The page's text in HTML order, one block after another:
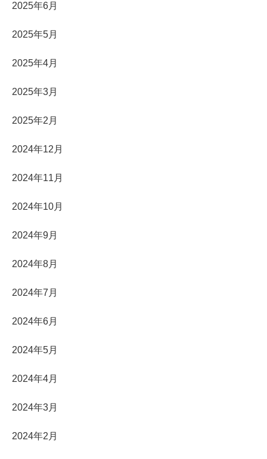
2025年6月
2025年5月
2025年4月
2025年3月
2025年2月
2024年12月
2024年11月
2024年10月
2024年9月
2024年8月
2024年7月
2024年6月
2024年5月
2024年4月
2024年3月
2024年2月